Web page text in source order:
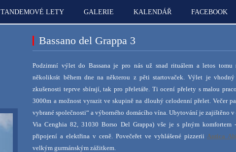
TANDEMOVÉ LETY GALERIE KALENDÁŘ FACEBOOK
Bassano del Grappa 3
Podzimní výlet do Bassana je pro nás už snad rituálem a letos tomu
několikrát během dne na některou z pěti startovaček. Výlet je
zkušenosti teprve sbírají, tak pro přeletáře. Ti ocení přelety s malou
3000m a možnost vyrazit ve skupině na dlouhý celodenní přelet. Večer
vybrané společnosti“ a výborného domácího vína. Ubytování je zajištěno v
Via Cenghia 82, 31030 Borso Del Grappa) vše je s plným komfortem
připojení a elektřina v ceně. Povečeřet ve vyhlášené pizzeriiAntica
velkým gurmánským zážitkem.